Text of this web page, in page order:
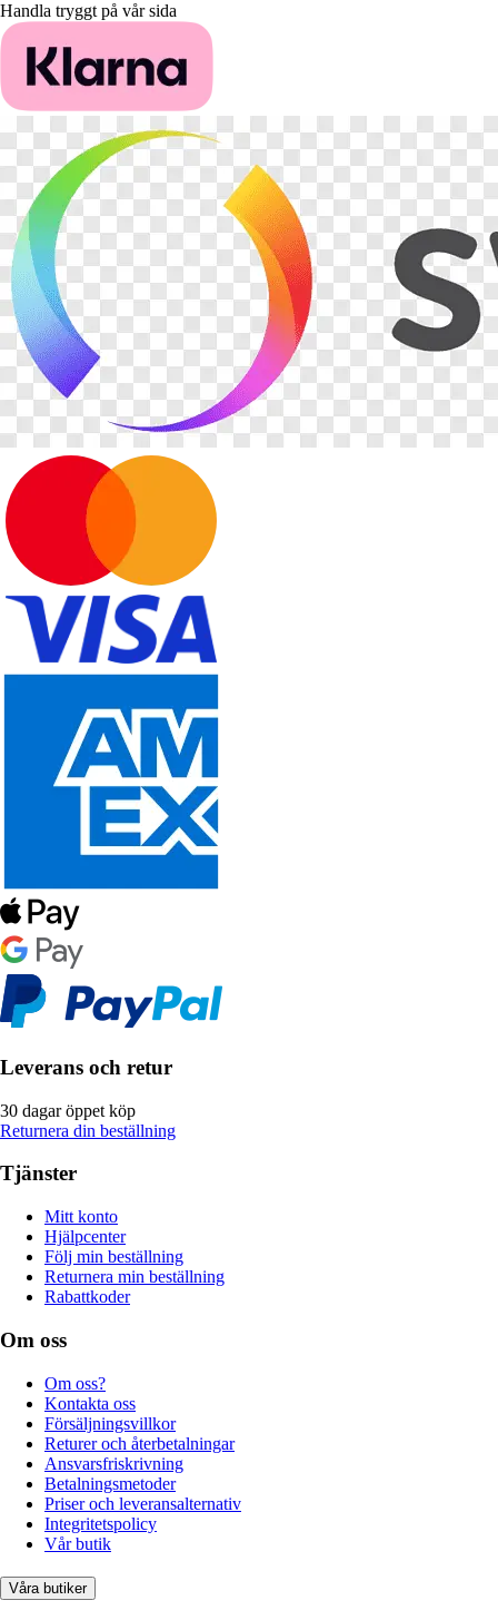
Handla tryggt på vår sida
Leverans och retur
30 dagar öppet köp
Returnera din beställning
Tjänster
Mitt konto
Hjälpcenter
Följ min beställning
Returnera min beställning
Rabattkoder
Om oss
Om oss?
Kontakta oss
Försäljningsvillkor
Returer och återbetalningar
Ansvarsfriskrivning
Betalningsmetoder
Priser och leveransalternativ
Integritetspolicy
Vår butik
Våra butiker